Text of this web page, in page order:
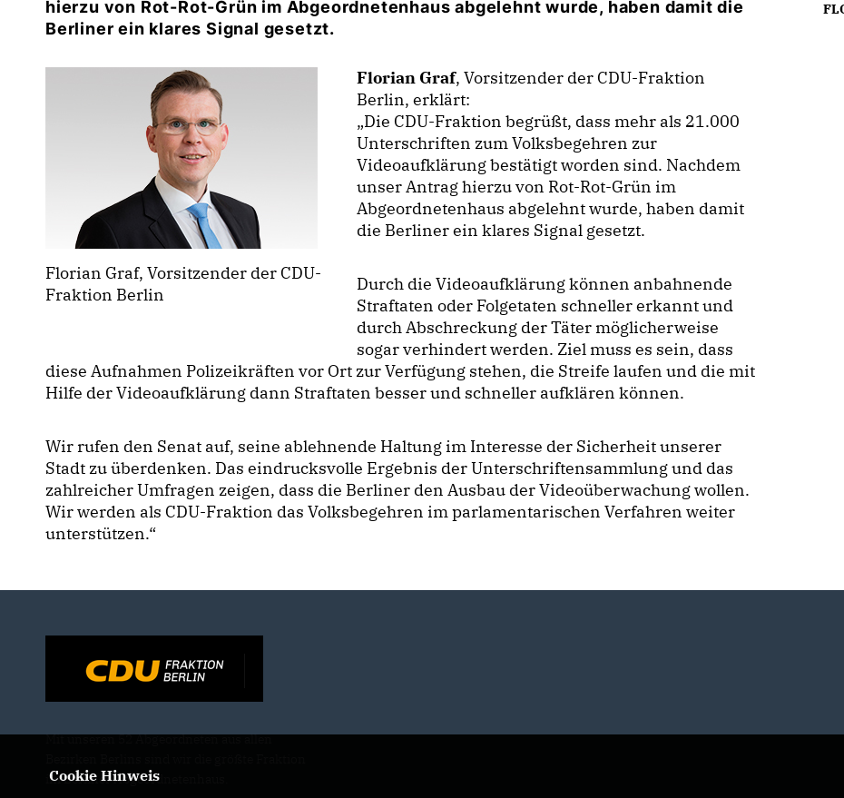
hierzu von Rot-Rot-Grün im Abgeordnetenhaus abgelehnt wurde, haben damit die
Berliner ein klares Signal gesetzt.
Florian Graf, Vorsitzender der CDU-
Fraktion Berlin
Florian Graf, Vorsitzender der CDU-Fraktion
Berlin, erklärt:
Die CDU-Fraktion begrüßt, dass mehr als 21.000
Unterschriften zum Volksbegehren zur
Videoaufklärung bestätigt worden sind. Nachdem
unser Antrag hierzu von Rot-Rot-Grün im
Abgeordnetenhaus abgelehnt wurde, haben damit
die Berliner ein klares Signal gesetzt.
Durch die Videoaufklärung können anbahnende
Straftaten oder Folgetaten schneller erkannt und
durch Abschreckung der Täter möglicherweise
sogar verhindert werden. Ziel muss es sein, dass
diese Aufnahmen Polizeikräften vor Ort zur Verfügung stehen, die Streife laufen und die mit
Hilfe der Videoaufklärung dann Straftaten besser und schneller aufklären können.
Wir rufen den Senat auf, seine ablehnende Haltung im Interesse der Sicherheit unserer
Stadt zu überdenken. Das eindrucksvolle Ergebnis der Unterschriftensammlung und das
zahlreicher Umfragen zeigen, dass die Berliner den Ausbau der Videoüberwachung wollen.
Wir werden als CDU-Fraktion das Volksbegehren im parlamentarischen Verfahren weiter
unterstützen.“
Mit unseren 52 Abgeordneten aus allen
im Berliner Abgeordnetenhaus.
Cookie Hinweis